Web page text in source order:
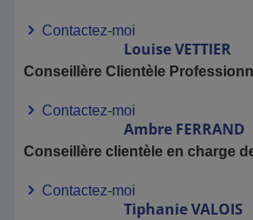
Contactez-moi
LouiseVETTIER
Conseillère Clientèle
Contactez-moi
Ambre FERRAND
Conseillère clientèle en charge
Contactez-moi
TiphanieVALOIS